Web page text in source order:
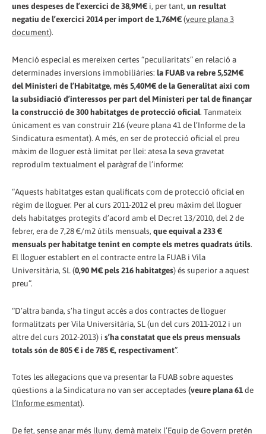
unes despeses de l’exercici de 38,9M€ i, per tant, un resultat
negatiu de l’exercici 2014 per import de 1,76M€(veure plana 3
document).
Menció especial es mereixen certes “peculiaritats” en relació a
determinades inversions immobiliàries: la FUAB va rebre 5,52M€
del Ministeri de l’Habitatge, més 5,40M€ de la Generalitat així com
la subsidiació d’interessos per part del Ministeri per tal de finançar
la construcció de 300 habitatges de protecció oficial. Tanmateix
únicament es van construir 216 (veure plana 41 de l’Informe de la
Sindicatura esmentat). A més, en ser de protecció oficial el preu
màxim de lloguer està limitat per llei: atesa la seva gravetat
reproduïm textualment el paràgraf de l’informe:
“Aquests habitatges estan qualificats com de protecció oficial en
règim de lloguer. Per al curs 2011-2012 el preu màxim del lloguer
dels habitatges protegits d’acord amb el Decret 13/2010, del 2 de
febrer, era de 7,28 €/m2 útils mensuals, que equival a 233 €
mensuals per habitatge tenint en compte els metres quadrats útils.
El lloguer establert en el contracte entre la FUAB i Vila
Universitària, SL (0,90 M€ pels 216 habitatges) és superior a aquest
preu”.
“D’altra banda, s’ha tingut accés a dos contractes de lloguer
formalitzats per Vila Universitària, SL (un del curs 2011-2012 i un
altre del curs 2012-2013) i s’ha constatat que els preus mensuals
totals són de 805 € i de 785 €, respectivament”.
Totes les al·legacions que va presentar la FUAB sobre aquestes
qüestions a la Sindicatura no van ser acceptades (veure plana 61de
l’Informe esmentat).
De fet, sense anar més lluny, demà mateix l’Equip de Govern pretén